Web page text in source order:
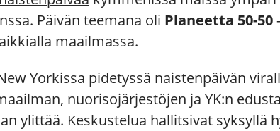
Päivän teemana oli Planeetta 50-50
maailmassa.
Yorkissa pidetyssä naistenpäivän
nuorisojärjestöjen ja YK:n
ylittää. Keskustelua hallitsivat syksyllä